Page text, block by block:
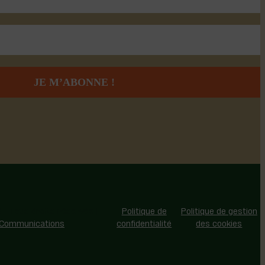
Politique de
confidentialité
Politique de gestion
des cookies